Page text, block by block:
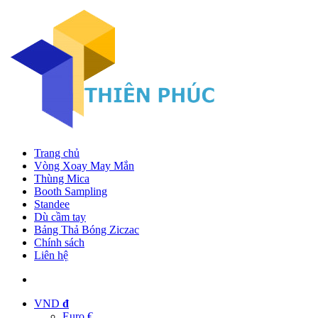
Trang chủ
Vòng Xoay May Mắn
Thùng Mica
Booth Sampling
Standee
Dù cầm tay
Bảng Thả Bóng Ziczac
Chính sách
Liên hệ
VND đ